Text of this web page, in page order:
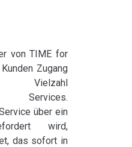
von TIME for
Zugang
Services.
über ein
wird,
das sofort in